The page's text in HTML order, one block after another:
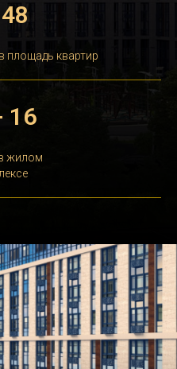
площадь квартир
16
жилом